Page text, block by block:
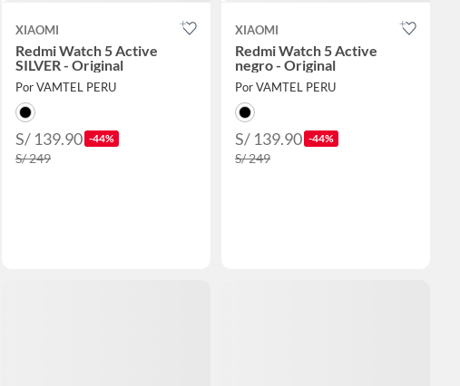
XIAOMI
Redmi Watch 5 Active
SILVER - Original
Por VAMTEL PERU
S/ 139.90 -44%
S/ 249
XIAOMI
Redmi Watch 5 Active
negro - Original
Por VAMTEL PERU
S/ 139.90 -44%
S/ 249